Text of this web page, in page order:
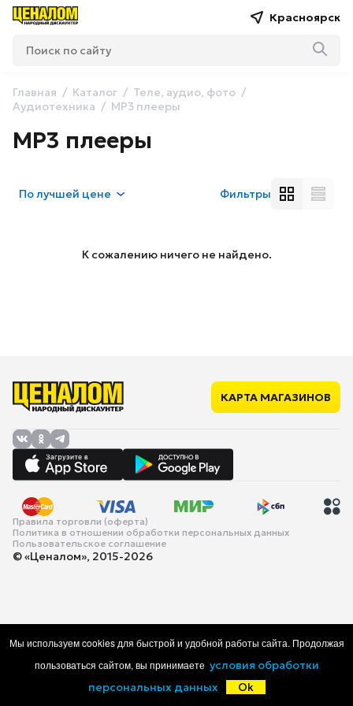
Красноярск
Главная Каталог
Теле, аудио, фото
Аудиотехника
MP3 плееры
MP3 плееры
Получшей цене Фильтры
К сожалению ничего не найдено.
КАРТА МАГАЗИНОВ
Правила торговли (оферта)
Политика в отношении обработки персональных данных
Пользовательское соглашение
© «Ценалом», 2015-2026
Каталог Корзина Избранное
Мы используем cookies для быстрой и удобной работы сайта. Продолжая
пользоваться сайтом, вы принимаете условия обработки
персональных данных
Ok